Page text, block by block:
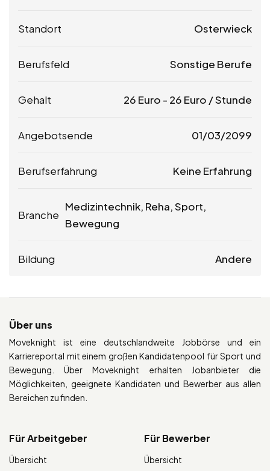
Standort Osterwieck
Berufsfeld Sonstige Berufe
Gehalt 26 Euro - 26 Euro / Stunde
Angebotsende 01/03/2099
Berufserfahrung Keine Erfahrung
Branche
Medizintechnik, Reha, Sport,
Bewegung
Bildung Andere
Über uns
Moveknight ist eine deutschlandweite Jobbörse und ein
Karriereportal mit einem großen Kandidatenpool für Sport und
Bewegung. Über Moveknight erhalten Jobanbieter die
Möglichkeiten, geeignete Kandidaten und Bewerber aus allen
Bereichen zu finden.
Für Arbeitgeber
Übersicht
Für Bewerber
Übersicht